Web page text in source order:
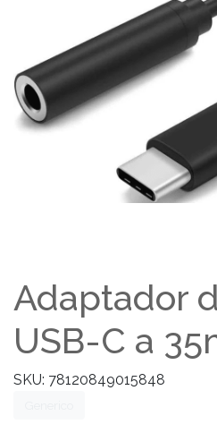
Adaptador
USB-C a
SKU: 78120849015848